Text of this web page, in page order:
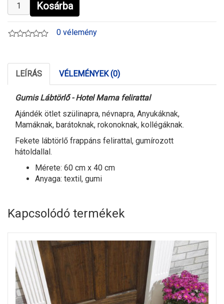
Kosárba
0 vélemény
LEÍRÁS VÉLEMÉNYEK (0)
GumisLábtörlő- Hotel Mama felirattal
Ajándék ötlet szülinapra, névnapra, Anyukáknak,
Mamáknak, barátoknak, rokonoknak, kollégáknak.
Fekete lábtörlő frappáns felirattal, gumírozott
hátoldallal.
Mérete: 60 cm x 40 cm
Anyaga: textil, gumi
Kapcsolódó termékek